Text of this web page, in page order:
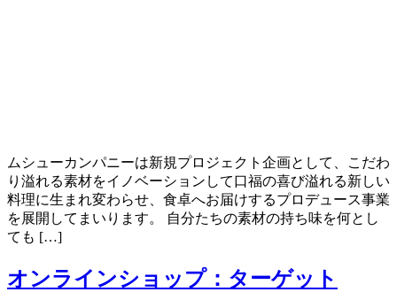
ムシューカンパニーは新規プロジェクト企画として、こだわ
り溢れる素材をイノベーションして口福の喜び溢れる新しい
料理に生まれ変わらせ、食卓へお届けするプロデュース事業
を展開してまいります。 自分たちの素材の持ち味を何とし
ても […]
オンラインショップ：ターゲット